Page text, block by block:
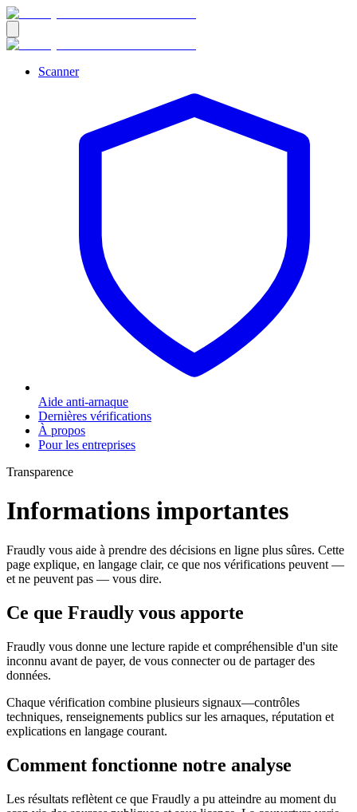
Scanner
Aide anti-arnaque
Dernières vérifications
À propos
Pour les entreprises
Transparence
Informations importantes
Fraudly vous aide à prendre des décisions en ligne plus sûres. Cette
page explique, en langage clair, ce que nos vérifications peuvent —
et ne peuvent pas — vous dire.
Ce que Fraudly vous apporte
Fraudly vous donne une lecture rapide et compréhensible d'un site
inconnu avant de payer, de vous connecter ou de partager des
données.
Chaque vérification combine plusieurs signaux—contrôles
techniques, renseignements publics sur les arnaques, réputation et
explications en langage courant.
Comment fonctionne notre analyse
Les résultats reflètent ce que Fraudly a pu atteindre au moment du